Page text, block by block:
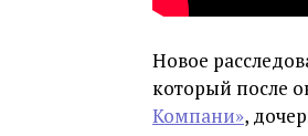
Новое
который после
Компани»,